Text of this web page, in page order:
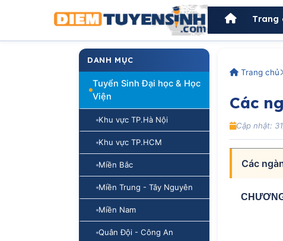
Trang
DANH MỤC
Tuyển Sinh Đại học & Học
Viện
Khu vực TP.Hà Nội
Khu vực TP.HCM
Miền Bắc
Miền Trung - Tây Nguyên
Miền Nam
Quân Đội - Công An
Trang chủ
Các
Cập nhật:
Các